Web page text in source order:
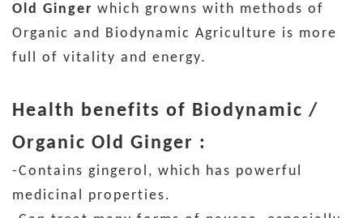
Old Ginger which growns with methods of
Organic and Biodynamic Agriculture is more
full of vitality and energy.
Health benefits of Biodynamic /
Organic Old Ginger :
-Contains gingerol, which has powerful
medicinal properties.